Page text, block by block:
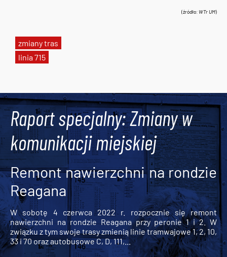
zmiany tras
linia 715
(źródło: WTr UM)
Raport specjalny: Zmiany w
komunikacji miejskiej
Remont nawierzchni na rondzie
Reagana
W sobotę 4 czerwca 2022 r. rozpocznie się remont
nawierzchni na rondzie Reagana przy peronie 1 i 2. W
związku z tym swoje trasy zmienią linie tramwajowe 1, 2, 10,
33 i 70 oraz autobusowe C, D, 111,...